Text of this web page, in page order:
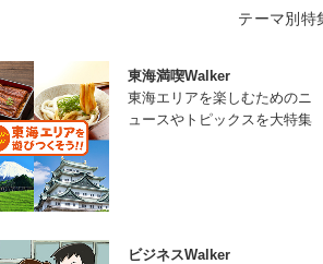
テーマ別特
東海満喫Walker
東海エリアを楽しむためのニ
ュースやトピックスを大特集
ビジネスWalker